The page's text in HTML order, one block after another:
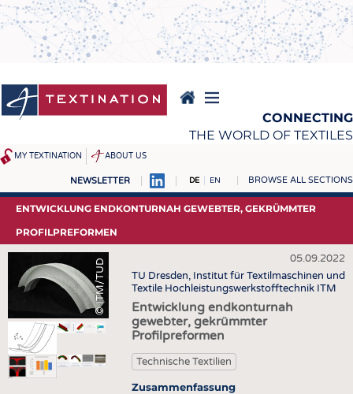
Direkt
zum
Inhalt
CONNECTING
THE WORLD OF TEXTILES
MY TEXTINATION ABOUT US
NEWSLETTER DE EN BROWSE ALL SECTIONS
NEWS
AKTUELLES
KLARTEXT BY TEXTINATION
REPORTS & INTERVIEWS
TEXTILE LEADERSHIP
TEXCAMPUS
FASERN
GARNE
GEWEBE
JOBS
STELLENMARKT
KRÜGER PERSONAL
HEADHUNTING
ENTWICKLUNG ENDKONTURNAH GEWEBTER, GEKRÜMMTER
PROFILPREFORMEN
© ITM/TUD
05.09.2022
TU Dresden, Institut für Textilmaschinen und
Textile Hochleistungswerkstofftechnik ITM
Entwicklung endkonturnah
gewebter, gekrümmter
Profilpreformen
Technische Textilien
Zusammenfassung